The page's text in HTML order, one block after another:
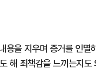
용을 지우며 증거를 인
해 죄책감을 느끼는지